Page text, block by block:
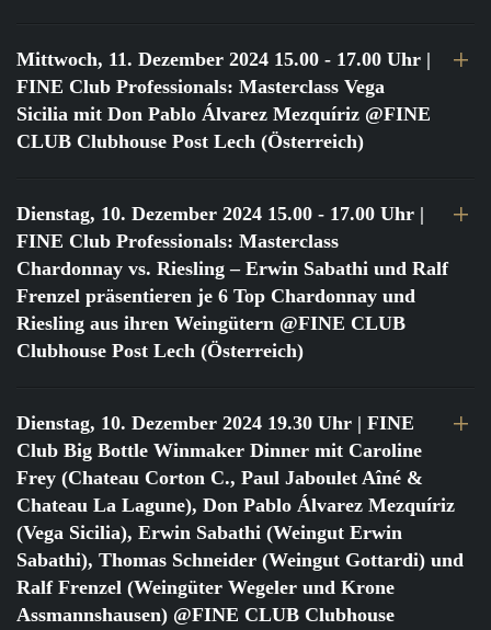
Mittwoch, 11. Dezember 2024 15.00 - 17.00 Uhr |
FINE Club Professionals: Masterclass Vega
Sicilia mit Don Pablo Álvarez Mezquíriz @FINE
CLUB Clubhouse Post Lech (Österreich)
Dienstag, 10. Dezember 2024 15.00 - 17.00 Uhr |
FINE Club Professionals: Masterclass
Chardonnay vs. Riesling – Erwin Sabathi und Ralf
Frenzel präsentieren je 6 Top Chardonnay und
Riesling aus ihren Weingütern @FINE CLUB
Clubhouse Post Lech (Österreich)
Dienstag, 10. Dezember 2024 19.30 Uhr | FINE
Club Big Bottle Winmaker Dinner mit Caroline
Frey (Chateau Corton C., Paul Jaboulet Aîné &
Chateau La Lagune), Don Pablo Álvarez Mezquíriz
(Vega Sicilia), Erwin Sabathi (Weingut Erwin
Sabathi), Thomas Schneider (Weingut Gottardi) und
Ralf Frenzel (Weingüter Wegeler und Krone
Assmannshausen) @FINE CLUB Clubhouse